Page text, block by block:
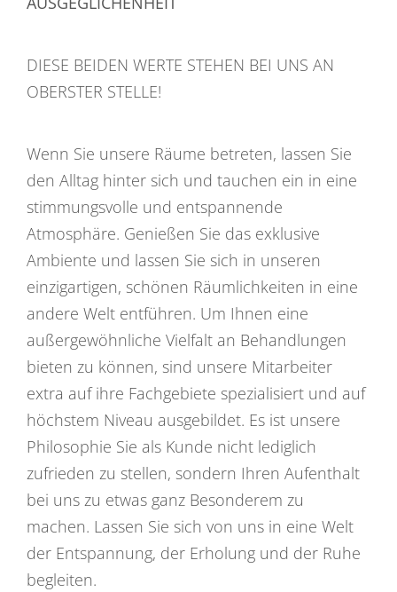
DIESE BEIDEN WERTE STEHEN BEI UNS AN
OBERSTER STELLE!
Wenn Sie unsere Räume betreten, lassen Sie
den Alltag hinter sich und tauchen ein in eine
stimmungsvolle und entspannende
Atmosphäre. Genießen Sie das exklusive
Ambiente und lassen Sie sich in unseren
einzigartigen, schönen Räumlichkeiten in eine
andere Welt entführen. Um Ihnen eine
außergewöhnliche Vielfalt an Behandlungen
bieten zu können, sind unsere Mitarbeiter
extra auf ihre Fachgebiete spezialisiert und auf
höchstem Niveau ausgebildet. Es ist unsere
Philosophie Sie als Kunde nicht lediglich
zufrieden zu stellen, sondern Ihren Aufenthalt
bei uns zu etwas ganz Besonderem zu
machen. Lassen Sie sich von uns in eine Welt
der Entspannung, der Erholung und der Ruhe
begleiten.